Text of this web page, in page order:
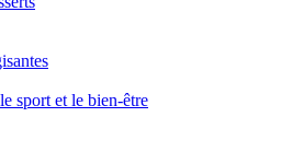
sport et le bien-être